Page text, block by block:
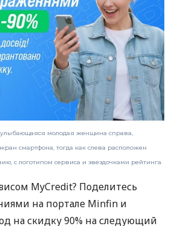
молодая женщина справа,
смартфона, тогда как слева расположен
с логотипом сервиса и звездочками рейтинга.
MyCredit? Поделитесь
на портале Minfin и
на скидку 90% на следующий